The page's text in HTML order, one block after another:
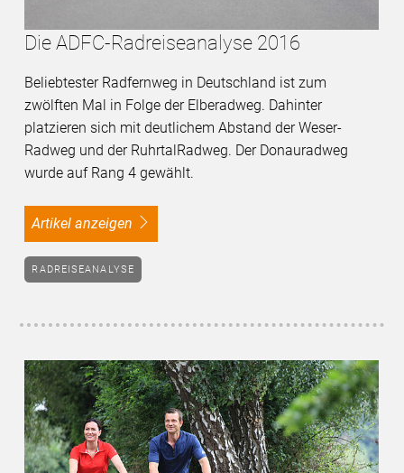
Die ADFC-Radreiseanalyse 2016
Beliebtester Radfernweg in Deutschland ist zum
zwölften Mal in Folge der Elberadweg. Dahinter
platzieren sich mit deutlichem Abstand der Weser-
Radweg und der RuhrtalRadweg. Der Donauradweg
wurde auf Rang 4 gewählt.
Artikel anzeigen
RADREISEANALYSE